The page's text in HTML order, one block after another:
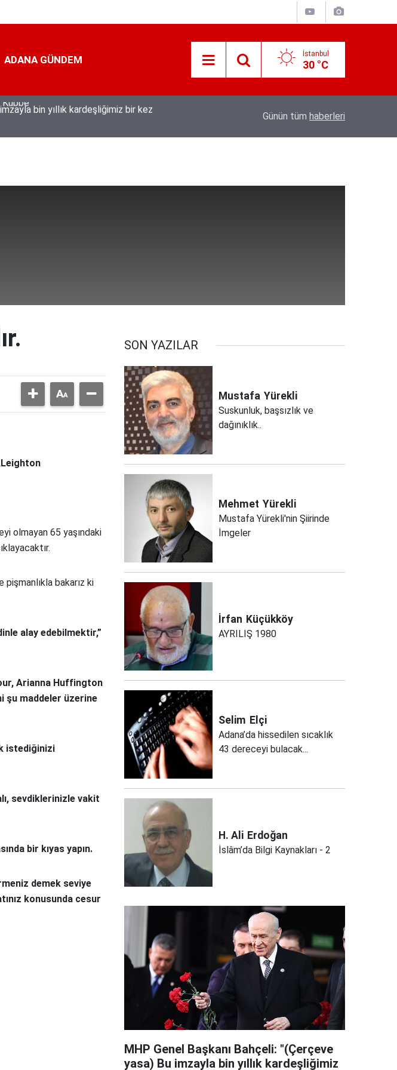
ADANA GÜNDEM İstanbul
30 °C
bin yıllık kardeşliğimiz bir kez
Tarsus'ta üzüm üreticileri fiyat farkına tepki
Günün tüm haberleri
olmayan 65 yaşındaki
pişmanlıkla bakarız ki
alay edebilmektir,”
Arianna Huffington
şu maddeler üzerine
istediğinizi
sevdiklerinizle vakit
bir kıyas yapın.
demek seviye
konusunda cesur
SON YAZILAR
Mustafa Yürekli
Suskunluk, başsızlık ve
dağınıklık..
Mehmet Yürekli
Mustafa Yürekli'nin Şiirinde
İmgeler
İrfan Küçükköy
AYRILIŞ 1980
Selim Elçi
Adana’da hissedilen sıcaklık
43 dereceyi bulacak...
H. Ali Erdoğan
İslâm’da Bilgi Kaynakları - 2
MHP Genel Başkanı Bahçeli: "(Çerçeve
yasa) Bu imzayla bin yıllık kardeşliğimiz